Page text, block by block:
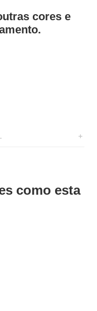
cores e
como esta